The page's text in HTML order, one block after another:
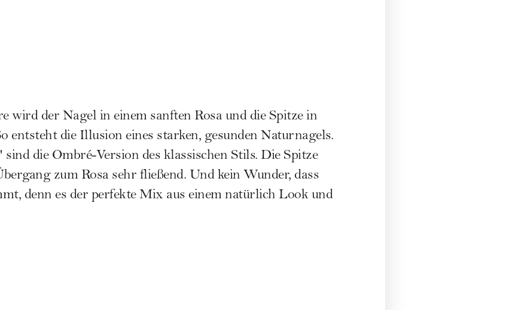
wird der Nagel in einem sanften Rosa und die Spitze in
entsteht die Illusion eines starken, gesunden Naturnagels.
die Ombré-Version des klassischen Stils. Die Spitze
zum Rosa sehr fließend. Und kein Wunder, dass
denn es der perfekte Mix aus einem natürlich Look und